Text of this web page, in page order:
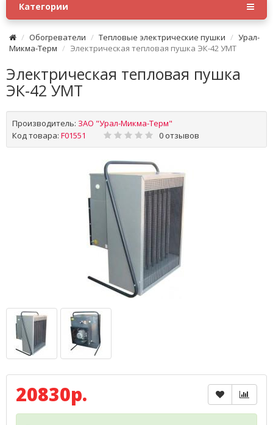
Категории
Обогреватели Тепловые электрические пушки
Урал-
Микма-Терм
Электрическая тепловая пушка ЭК-42 УМТ
Электрическая тепловая пушка
ЭК-42 УМТ
Производитель: ЗАО "Урал-Микма-Терм"
Код товара: F01551 0 отзывов
20830р.